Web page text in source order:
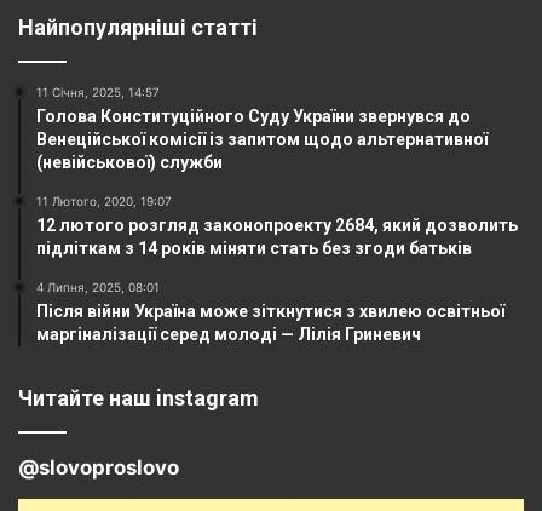
Найпопулярніші статті
11 Січня, 2025, 14:57
Голова Конституційного Суду України звернувся до
Венеційської комісії із запитом щодо альтернативної
(невійськової) служби
11 Лютого, 2020, 19:07
12 лютого розгляд законопроекту 2684, який дозволить
підліткам з 14 років міняти стать без згоди батьків
4 Липня, 2025, 08:01
Після війни Україна може зіткнутися з хвилею освітньої
маргіналізації серед молоді — Лілія Гриневич
Читайте наш instagram
@slovoproslovo